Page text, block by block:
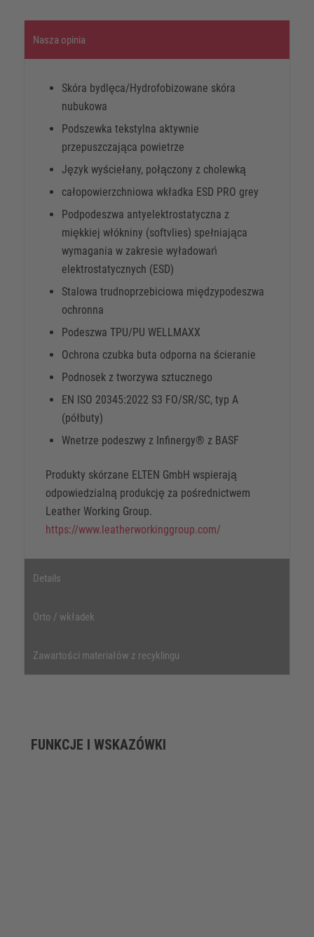
Nasza opinia
Skóra bydlęca/Hydrofobizowane skóra
nubukowa
Podszewka tekstylna aktywnie
przepuszczająca powietrze
Język wyściełany, połączony z cholewką
całopowierzchniowa wkładka ESD PRO grey
Podpodeszwa antyelektrostatyczna z
miękkiej włókniny (softvlies) spełniająca
wymagania w zakresie wyładowań
elektrostatycznych (ESD)
Stalowa trudnoprzebiciowa międzypodeszwa
ochronna
Podeszwa TPU/PU WELLMAXX
Ochrona czubka buta odporna na ścieranie
Podnosek z tworzywa sztucznego
EN ISO 20345:2022 S3 FO/SR/SC, typ A
(półbuty)
Wnetrze podeszwy z Infinergy® z BASF
Produkty skórzane ELTEN GmbH wspierają
odpowiedzialną produkcję za pośrednictwem
Leather Working Group.
https://www.leatherworkinggroup.com/
Details
Orto / wkładek
Zawartości materiałów z recyklingu
FUNKCJE I WSKAZÓWKI